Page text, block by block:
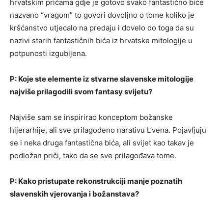
hrvatskim pričama gdje je gotovo svako fantastično biće
nazvano “vragom” to govori dovoljno o tome koliko je
kršćanstvo utjecalo na predaju i dovelo do toga da su
nazivi starih fantastičnih bića iz hrvatske mitologije u
potpunosti izgubljena.
P: Koje ste elemente iz stvarne slavenske mitologije
najviše prilagodili svom fantasy svijetu?
Najviše sam se inspirirao konceptom božanske
hijerarhije, ali sve prilagođeno narativu L’vena. Pojavljuju
se i neka druga fantastična bića, ali svijet kao takav je
podložan priči, tako da se sve prilagođava tome.
P: Kako pristupate rekonstrukciji manje poznatih
slavenskih vjerovanja i božanstava?